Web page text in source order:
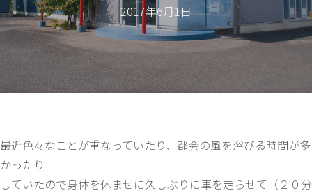
プ
2017年6月1日
最近色々なことが重なっていたり、都会の風を浴びる時間が多
かったり
していたので身体を休ませに久しぶりに車を走らせて（２０分